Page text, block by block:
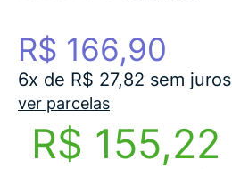
R$ 166,90
6x de R$ 27,82 sem juros
ver parcelas
R$ 155,22